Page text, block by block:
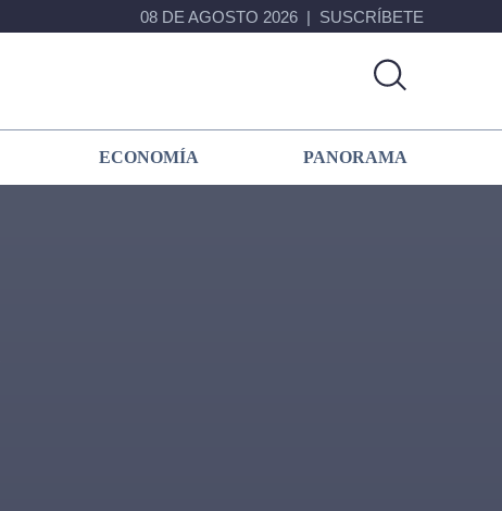
08 DE AGOSTO 2026 SUSCRÍBETE
ECONOMÍA PANORAMA